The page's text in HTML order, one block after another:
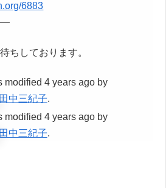
6883
ちしております。
modified 4 years ago by
田中三紀子.
modified 4 years ago by
田中三紀子.